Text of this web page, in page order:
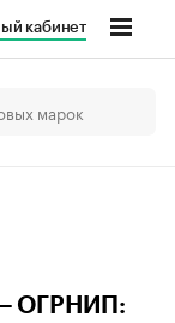
кабинет
— ОГРНИП: